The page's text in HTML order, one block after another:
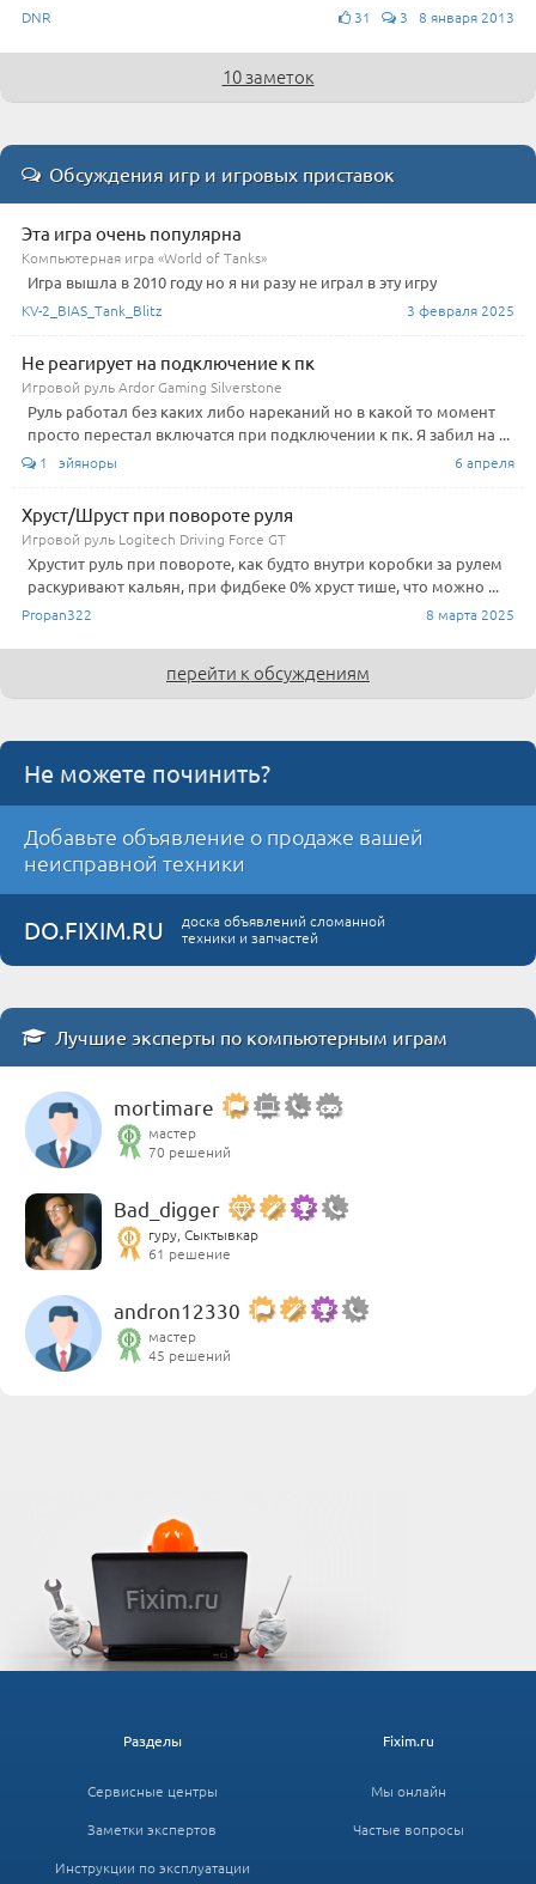
DNR 31 3 8 января 2013
10 заметок
Обсуждения игр и игровых приставок
Эта игра очень популярна
Компьютерная игра «World of Tanks»
Игра вышла в 2010 году но я ни разу не играл в эту игру
KV-2_BIAS_Tank_Blitz 3 февраля 2025
Не реагирует на подключение к пк
Игровой руль Ardor Gaming Silverstone
Руль работал без каких либо нареканий но в какой то момент
просто перестал включатся при подключении к пк. Я забил на ...
1 эйяноры 6 апреля
Хруст/Шруст при повороте руля
Игровой руль Logitech Driving Force GT
Хрустит руль при повороте, как будто внутри коробки за рулем
раскуривают кальян, при фидбеке 0% хруст тише, что можно ...
Propan322 8 марта 2025
перейти к обсуждениям
Не можете починить?
Добавьте объявление о продаже вашей
неисправной техники
DO.FIXIM.RU
доска объявлений сломанной
техники и запчастей
Лучшие эксперты по компьютерным играм
mortimare
мастер
70 решений
Bad_digger
гуру, Сыктывкар
61 решение
andron12330
мастер
45 решений
Fixim.ru
Мы онлайн
Частые вопросы
Разделы
Сервисные центры
Заметки экспертов
Инструкции по эксплуатации